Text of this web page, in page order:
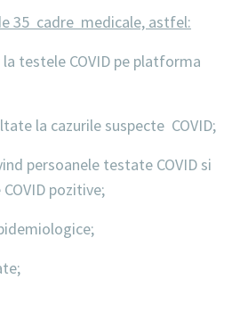
35 cadre medicale, astfel:
testele COVID pe platforma
la cazurile suspecte COVID;
persoanele testate COVID si
pozitive;